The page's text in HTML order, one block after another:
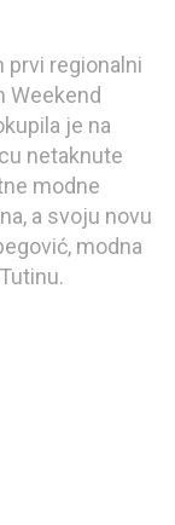
prvi regionalni
Weekend
je na
netaknute
modne
a svoju novu
modna